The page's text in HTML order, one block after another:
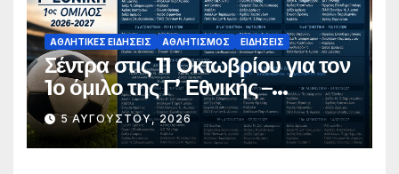
ΑΘΛΗΤΙΚΈΣ ΕΙΔΉΣΕΙΣ ΑΘΛΗΤΙΣΜΌΣ ΕΙΔΉΣΕΙΣ
Σέντρα στις 11 Οκτωβρίου για τον
1ο όμιλο της Γ’ Εθνικής –
Ανακοινώθηκε το πλήρες
πρόγραμμα
5 ΑΥΓΟΎΣΤΟΥ, 2026